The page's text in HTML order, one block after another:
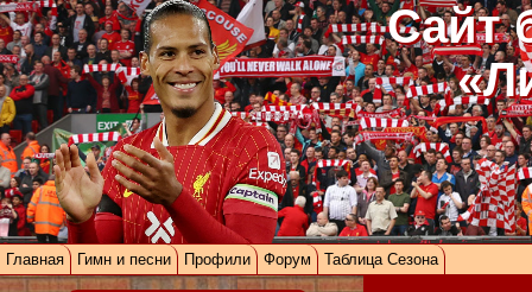
Сайт
Главная Гимн и песни Профили Форум Таблица Сезона